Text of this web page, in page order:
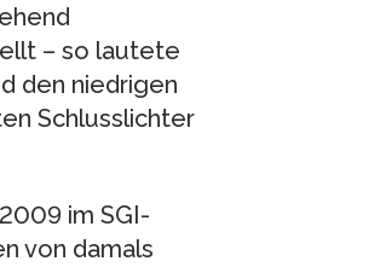
– so lautete
den niedrigen
Schlusslichter
im SGI-
von damals